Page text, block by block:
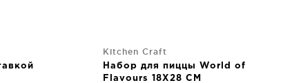
Kitchen Craft
Набор для пиццы World of
Flavours 18X28 CM